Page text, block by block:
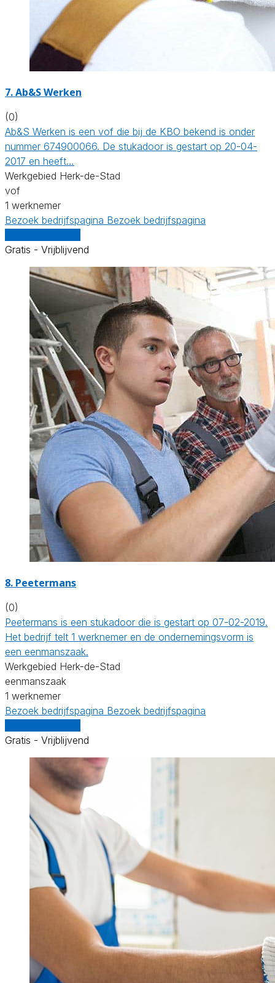
7. Ab&S Werken
(0)
Ab&S Werken is een vof die bij de KBO bekend is onder
nummer 674900066. De stukadoor is gestart op 20-04-
2017 en heeft…
Werkgebied Herk-de-Stad
vof
1 werknemer
Bezoek bedrijfspagina Bezoek bedrijfspagina
Gratis - Vrijblijvend
8. Peetermans
(0)
Peetermans is een stukadoor die is gestart op 07-02-2019.
Het bedrijf telt 1 werknemer en de ondernemingsvorm is
een eenmanszaak.
Werkgebied Herk-de-Stad
eenmanszaak
1 werknemer
Bezoek bedrijfspagina Bezoek bedrijfspagina
Gratis - Vrijblijvend